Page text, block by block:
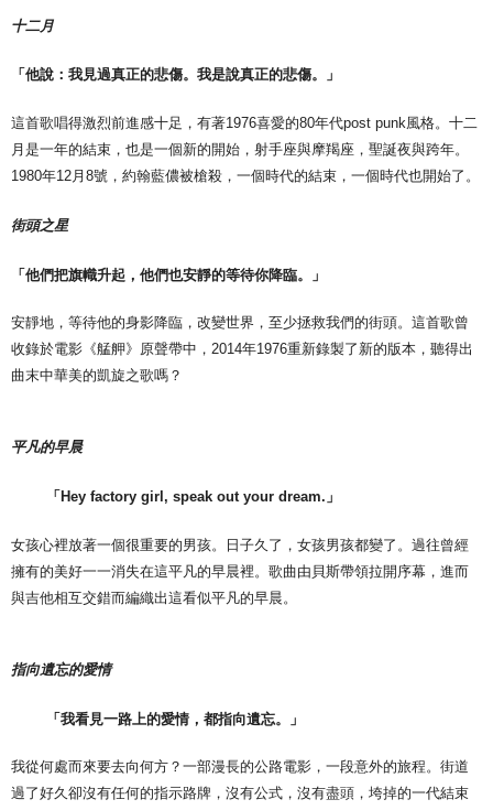
十二月
「 他說：我見過真正的悲傷。我是說真正的悲傷。」
這首歌唱得激烈前進感十足，有著1976喜愛的80年代post punk風格。十二
月是一年的結束，也是一個新的開始，射手座與摩羯座，聖誕夜與跨年。
1980年12月8號，約翰藍儂被槍殺，一個時代的結束，一個時代也開始了。
街頭之星
「他們把旗幟升起，他們也安靜的等待你降臨。」
安靜地，等待他的身影降臨，改變世界，至少拯救我們的街頭。這首歌曾
收錄於電影《艋舺》原聲帶中，2014年1976重新錄製了新的版本，聽得出
曲末中華美的凱旋之歌嗎？
平凡的早晨
「Hey factory girl, speak out your dream. 」
女孩心裡放著一個很重要的男孩。日子久了，女孩男孩都變了。過往曾經
擁有的美好一一消失在這平凡的早晨裡。歌曲由貝斯帶領拉開序幕，進而
與吉他相互交錯而編織出這看似平凡的早晨。
指向遺忘的愛情
「我看見一路上的愛情，都指向遺忘。」
我從何處而來要去向何方？一部漫長的公路電影，一段意外的旅程。街道
過了好久卻沒有任何的指示路牌，沒有公式，沒有盡頭，垮掉的一代結束